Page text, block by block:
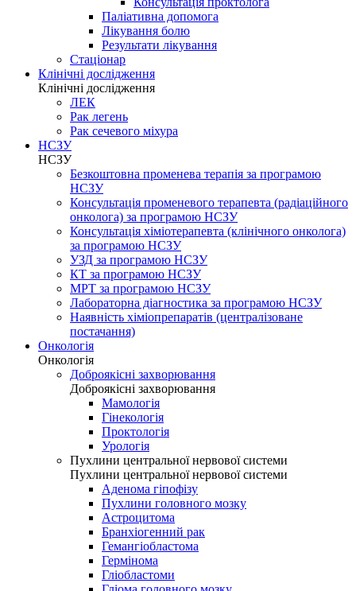
Паліативна допомога
Лікування болю
Результати лікування
Стаціонар
Клінічні дослідження
Клінічні дослідження
ЛЕК
Рак легень
Рак сечевого міхура
НСЗУ
НСЗУ
Безкоштовна променева терапія за програмою
НСЗУ
Консультація променевого терапевта (радіаційного
онколога) за програмою НСЗУ
Консультація хіміотерапевта (клінічного онколога)
за програмою НСЗУ
УЗД за програмою НСЗУ
КТ за програмою НСЗУ
МРТ за програмою НСЗУ
Лабораторна діагностика за програмою НСЗУ
Наявність хіміопрепаратів (централізоване
постачання)
Онкологія
Онкологія
Доброякісні захворювання
Доброякісні захворювання
Мамологія
Гінекологія
Проктологія
Урологія
Пухлини центральної нервової системи
Пухлини центральної нервової системи
Аденома гіпофізу
Пухлини головного мозку
Астроцитома
Бранхіогенний рак
Гемангіобластома
Гермінома
Гліобластоми